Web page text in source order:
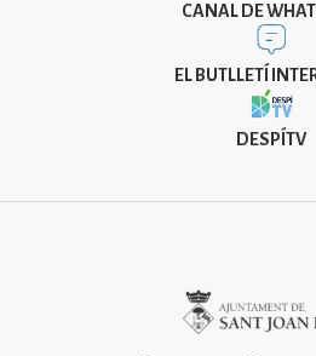
CANAL DE
EL BUTLLETÍ
DESPÍTV